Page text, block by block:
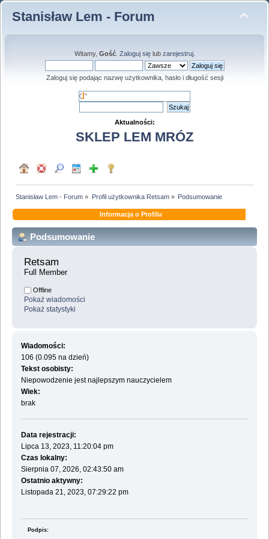
Stanisław Lem - Forum
Witamy, Gość. Zaloguj sięlub zarejestruj.
Zaloguj się podając nazwę użytkownika, hasło i długość sesji
Aktualności:
SKLEP LEM MRÓZ
Stanisław Lem - Forum » Profil użytkownika Retsam» Podsumowanie
Informacja o Profilu
Podsumowanie
Retsam
Full Member
Offline
Pokaż wiadomości
Pokaż statystyki
Wiadomości:
106 (0.095 na dzień)
Tekst osobisty:
Niepowodzenie jest najlepszym nauczycielem
Wiek:
brak
Data rejestracji:
Lipca 13, 2023, 11:20:04 pm
Czas lokalny:
Sierpnia 07, 2026, 02:43:50 am
Ostatnio aktywny:
Listopada 21, 2023, 07:29:22 pm
Podpis: